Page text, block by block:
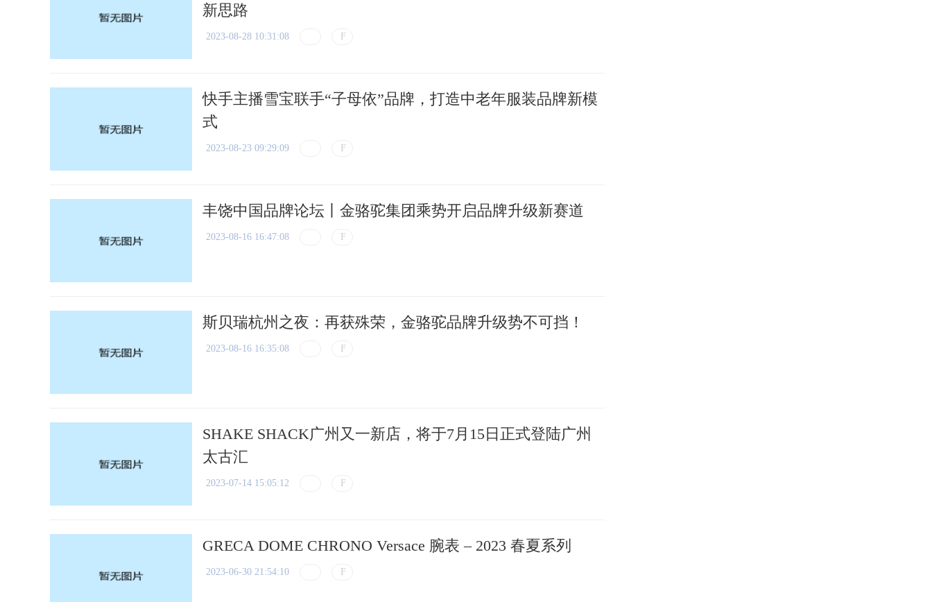
新思路
2023-08-28 10:31:08
快手主播雪宝联手“子母依”品牌，打造中老年服装品牌新模
式
2023-08-23 09:29:09
丰饶中国品牌论坛丨金骆驼集团乘势开启品牌升级新赛道
2023-08-16 16:47:08
斯贝瑞杭州之夜：再获殊荣，金骆驼品牌升级势不可挡！
2023-08-16 16:35:08
SHAKE SHACK广州又一新店，将于7月15日正式登陆广州
太古汇
2023-07-14 15:05:12
GRECA DOME CHRONO Versace 腕表 – 2023 春夏系列
2023-06-30 21:54:10